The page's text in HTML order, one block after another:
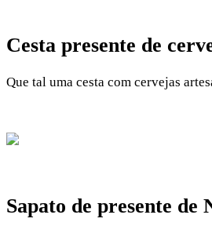
Cesta presente de
Que tal uma cesta com cervejas
Sapato de presente de